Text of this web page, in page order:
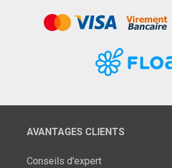
AVANTAGES CLIENTS
Conseils d'expert